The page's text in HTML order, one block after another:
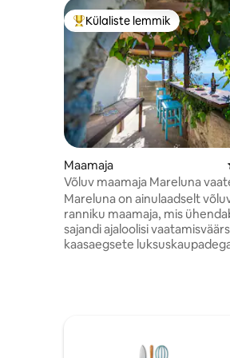
Külaliste suur lemmik
Külaliste lemmik
Maamaja
Võluv maamaja Mareluna
Mareluna on ainulaadselt
ranniku maamaja, mis
sajandi ajaloolisi
kaasaegsete
pakub rabavaid
ja elegantset interjööri
200-aastane kraanikauss,